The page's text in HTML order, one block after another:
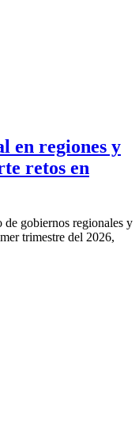
en regiones y
retos en
gobiernos regionales y
trimestre del 2026,